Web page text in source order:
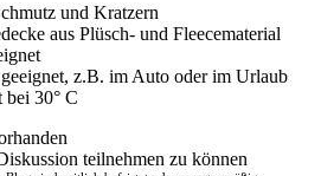
und Kratzern
aus Plüsch- und Fleecematerial
z.B. im Auto oder im Urlaub
bei 30° C
teilnehmen zu können